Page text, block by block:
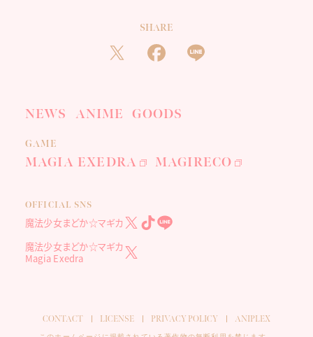
SHARE
NEWS ANIME GOODS
GAME
MAGIA EXEDRA MAGIRECO
OFFICIAL SNS
魔法少女まどか☆マギカ
魔法少女まどか☆マギカ
Magia Exedra
CONTACT LICENSE PRIVACY POLICY ANIPLEX